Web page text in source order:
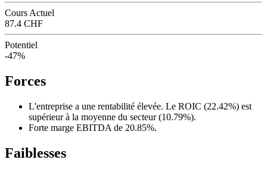
Cours Actuel
87.4 CHF
Potentiel
-47%
Forces
L'entreprise a une rentabilité élevée. Le ROIC (22.42%) est
supérieur à la moyenne du secteur (10.79%).
Forte marge EBITDA de 20.85%.
Faiblesses